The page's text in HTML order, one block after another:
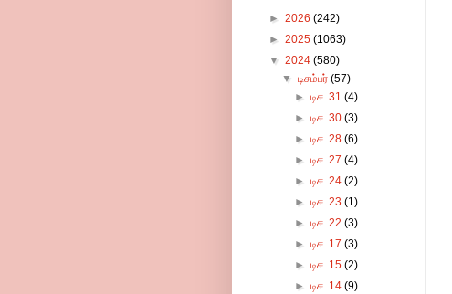
► 2026 (242)
► 2025 (1063)
▼ 2024 (580)
▼ டிசம்பர் (57)
►டிச. 31(4)
►டிச. 30(3)
►டிச. 28(6)
►டிச. 27(4)
►டிச. 24(2)
►டிச. 23(1)
►டிச. 22(3)
►டிச. 17(3)
►டிச. 15(2)
►டிச. 14(9)